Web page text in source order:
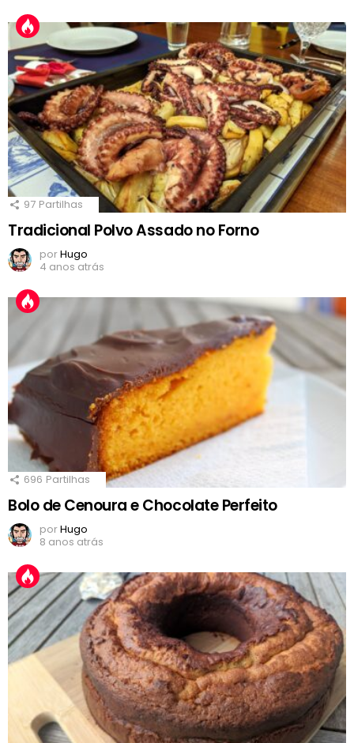
97 Partilhas
Tradicional Polvo Assado no Forno
porHugo
4 anos atrás
696 Partilhas
Bolo de Cenoura e Chocolate Perfeito
porHugo
8 anos atrás